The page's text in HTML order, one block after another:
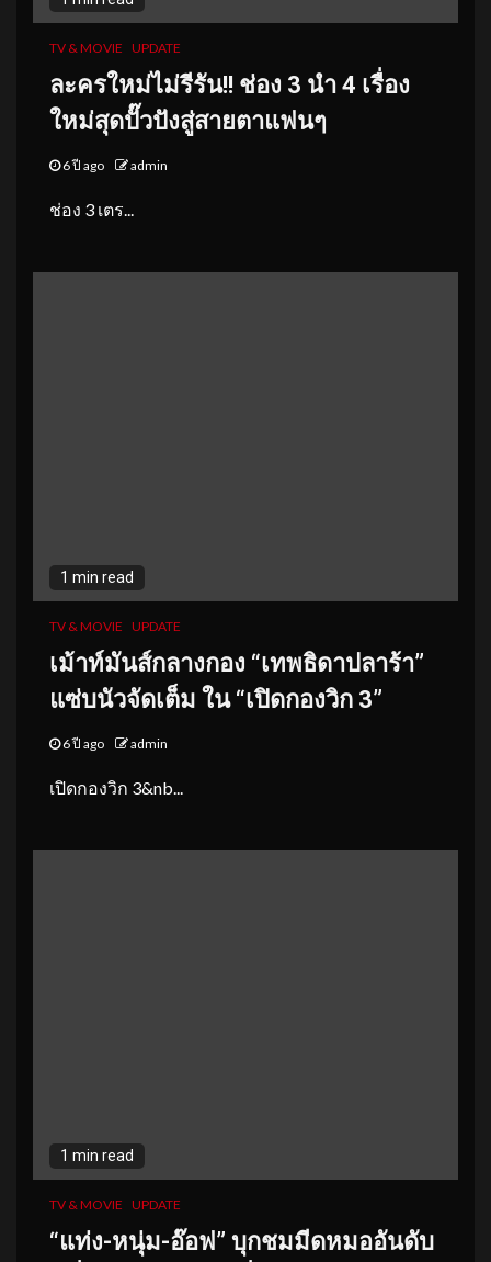
TV & MOVIE UPDATE
ละครใหม่ไม่รีรัน!! ช่อง 3 นำ 4 เรื่อง
ใหม่สุดปั๊วปังสู่สายตาแฟนๆ
6 ปี ago admin
ช่อง 3 เตร...
1 min read
TV & MOVIE UPDATE
เม้าท์มันส์กลางกอง “เทพธิดาปลาร้า”
แซ่บนัวจัดเต็ม ใน “เปิดกองวิก 3”
6 ปี ago admin
เปิดกองวิก 3&nb...
1 min read
TV & MOVIE UPDATE
“แท่ง-หนุ่ม-อ๊อฟ” บุกชมมีดหมออันดับ